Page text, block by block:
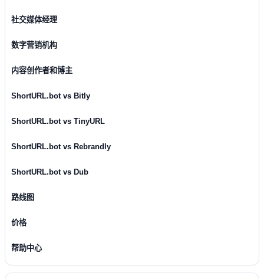
社交媒体经理
数字营销机构
内容创作者和博主
ShortURL.bot vs Bitly
ShortURL.bot vs TinyURL
ShortURL.bot vs Rebrandly
ShortURL.bot vs Dub
路线图
价格
帮助中心